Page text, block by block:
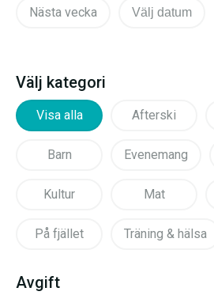
Nästa vecka Välj datum
Välj kategori
Visa alla Afterski
Barn Evenemang
Kultur Mat
På fjället Träning & hälsa
Avgift